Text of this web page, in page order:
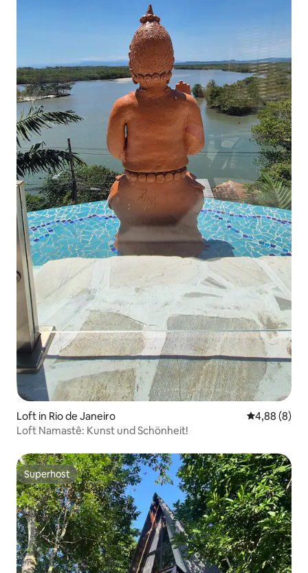
Loft in Rio de Janeiro
4,88 (8)
Loft Namastê: Kunst und Schönheit!
Superhost
Superhost